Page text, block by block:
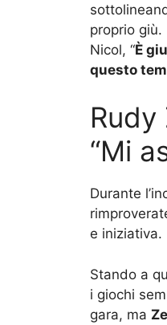
proprio
Nicol, “È
questo
“Mi
Durante
e iniziativa.
Stando a
i giochi
gara, ma